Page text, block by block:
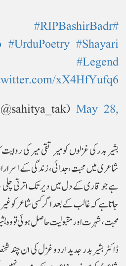
#BashirBadr
#RIPBashirBadr
#UrduPoetry #Shayari
#Legend
xX4HfYufq6
May 28,
بشیر بدر کی غزلوں کو میر تقی میر کی
شاعری میں محبت، جدائی، زندگی کے اسرار
ہے جو قاری کے دل میں دیر تک اترتی چلی
جاتا ہے کہ غالب کے بعد اگر کسی شاعر کو
محبت، شہرت اور مقبولیت حاصل ہوئی تو وہ
ڈاکٹر بشیر بدر جدید اردو غزل کی ان